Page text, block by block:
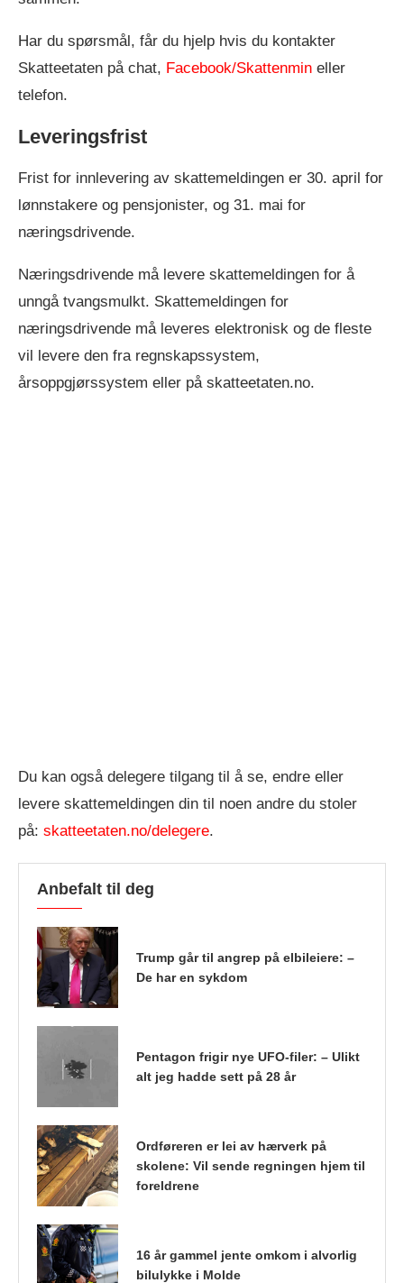
Har du spørsmål, får du hjelp hvis du kontakter
Skatteetaten på chat, Facebook/Skattenmin eller
telefon.
Leveringsfrist
Frist for innlevering av skattemeldingen er 30. april for
lønnstakere og pensjonister, og 31. mai for
næringsdrivende.
Næringsdrivende må levere skattemeldingen for å
unngå tvangsmulkt. Skattemeldingen for
næringsdrivende må leveres elektronisk og de fleste
vil levere den fra regnskapssystem,
årsoppgjørssystem eller på skatteetaten.no.
Du kan også delegere tilgang til å se, endre eller
levere skattemeldingen din til noen andre du stoler
på: skatteetaten.no/delegere.
Anbefalt til deg
Trump går til angrep på elbileiere: –
De har en sykdom
Pentagon frigir nye UFO-filer: – Ulikt
alt jeg hadde sett på 28 år
Ordføreren er lei av hærverk på
skolene: Vil sende regningen hjem til
foreldrene
16 år gammel jente omkom i alvorlig
bilulykke i Molde